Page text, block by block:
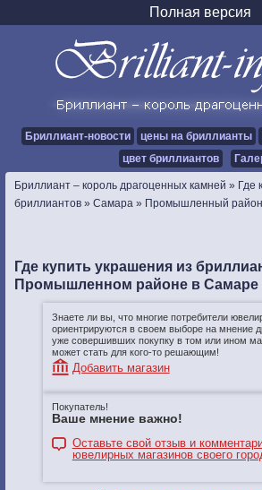
Полная версия
Бриллиант-новости цены на бриллианты
цвет бриллиантов
Бриллиант – король драгоценных камней » Где
бриллиантов » Самара » Промышленный район
Где купить украшения из
Промышленном районе в Самаре
Знаете ли вы, что многие потребители
ориентрируются в своем выборе на мнение
уже совершивших покупку в том или ином
может стать для кого-то решающим!
Добавить магазин
Покупатель!
Ваше мнение важно!
Оставьте свой отзыв и
ювелирных магазинов своего